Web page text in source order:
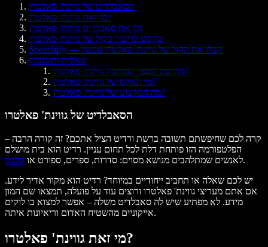
הסאבלדיט של גווינת' פאלטרו
מי זאת גווינת' פאלטרו?
גלו את סאבלדיט גווינת' פאלטרו
טקסט לדיבור בקול של גווינת' פאלטרו
Speechify — קבלו את הקול של גווינת' פאלטרו עכשיו
שאלות ותשובות
מה שם הספר שכתבה גווינת' פאלטרו?
מי האקס של גווינת' פאלטרו?
מה המקצוע של גווינת' פאלטרו?
הסאבלדיט של גווינת' פאלטרו
קרה לכם שחיפשתם תשובה ברשת ורדיט הציל אתכם? זה קורה הרבה –
הפלטפורמה הזו פותחת דלת לכל תחום עניין. רדיט הוא בית מושלם
לאנשים שמתלהבים מנושא מסוים: סדרות, ספרים, ספורט או סלבס
.
יש לכם שאלה או תחביב ייחודיים במיוחד? רדיט הוא מקור אדיר לידע.
אם אתם מעריצי גווינת' פאלטרו ורוצים עוד על פועלה, תמצאו שם המון
מידע. לא מפתיע שיש לה סאבלדיט משלה – אפשר למצוא בו לוקים
אייקוניים מהשטיח האדום וריאיונות איתה.
מי זאת גווינת' פאלטרו?